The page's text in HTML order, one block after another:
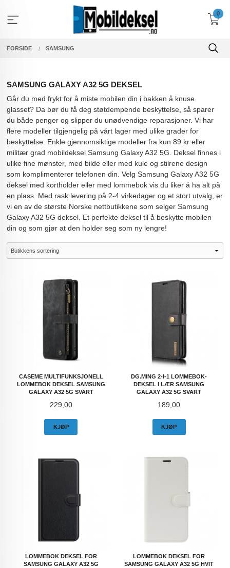
innholdet
0
FORSIDE SAMSUNG
SAMSUNG GALAXY A32 5G DEKSEL
Går du med frykt for å miste mobilen din i bakken å knuse
glasset? Da bør du få deg støtdempende beskyttelse, så sparer
du både penger og slipper du unødvendige reparasjoner. Vi har
flere modeller tilgjengelig på vårt lager med ulike grader for
beskyttelse. Enkle gjennomsiktige modeller fra kun 89 kr eller
militær grad mobildeksel Samsung Galaxy A32 5G. Deksel finnes i
ulike fine mønster, med bilde eller med kule og stilrene design
som komplimenterer telefonen din. Velg Samsung Galaxy A32 5G
deksel med kortholder eller med lommebok vis du liker å ha alt på
en plass. Med rask levering på 2-4 virkedager og et stort utvalg, er
vi en av de største Norske nettbutikkene som selger Samsung
Galaxy A32 5G deksel. Et perfekte deksel til å beskytte mobilen
din og som gjør at den holder seg som ny lengre!
CASEME MULTIFUNKSJONELL
LOMMEBOK DEKSEL SAMSUNG
GALAXY A32 5G SVART
Pris
229,00
KJØP
DG.MING 2-I-1 LOMMEBOK-
DEKSEL I LÆR SAMSUNG
GALAXY A32 5G SVART
Pris
189,00
KJØP
LOMMEBOK DEKSEL FOR
SAMSUNG GALAXY A32 5G
LOMMEBOK DEKSEL FOR
SAMSUNG GALAXY A32 5G HVIT